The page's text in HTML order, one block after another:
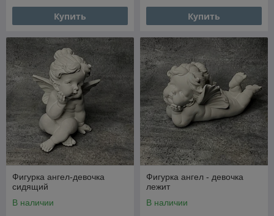
Купить Купить
Фигурка ангел-девочка
сидящий
В наличии
Фигурка ангел - девочка
лежит
В наличии